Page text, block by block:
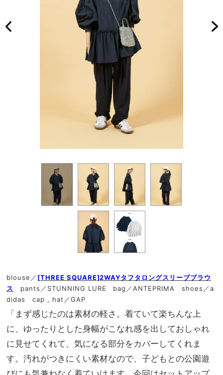
blouse／ [THREE SQUARE]2WAYタフタロングスリーブブラウ
ス
pants／STUNNING LURE bag／ANTEPRIMA shoes／a
didas cap , hat／GAP
「まず感じたのは素材の軽さ。着ていて楽ちんな上
に、ゆったりとした身幅がこなれ感を出しておしゃれ
に見せてくれて、気になる部分をカバーしてくれま
す。汚れがつきにくい素材なので、子どもとの公園遊